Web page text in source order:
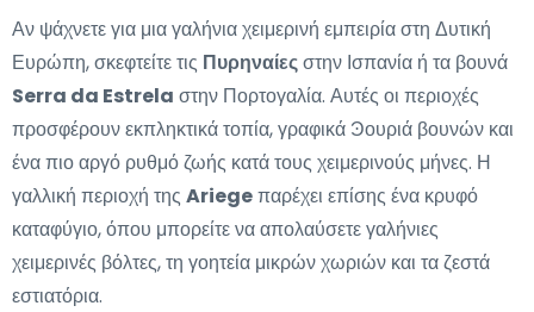
Αν ψάχνετε για μια γαλήνια χειμερινή εμπειρία στη Δυτική
Ευρώπη, σκεφτείτε τις Πυρηναίεςστην Ισπανία ή τα βουνά
Serra da Estrela στην Πορτογαλία. Αυτές οι περιοχές
προσφέρουν εκπληκτικά τοπία, γραφικά Ͽουριά βουνών και
ένα πιο αργό ρυθμό ζωής κατά τους χειμερινούς μήνες. Η
γαλλική περιοχή της Ariegeπαρέχει επίσης ένα κρυφό
καταφύγιο, όπου μπορείτε να απολαύσετε γαλήνιες
χειμερινές βόλτες, τη γοητεία μικρών χωριών και τα ζεστά
εστιατόρια.